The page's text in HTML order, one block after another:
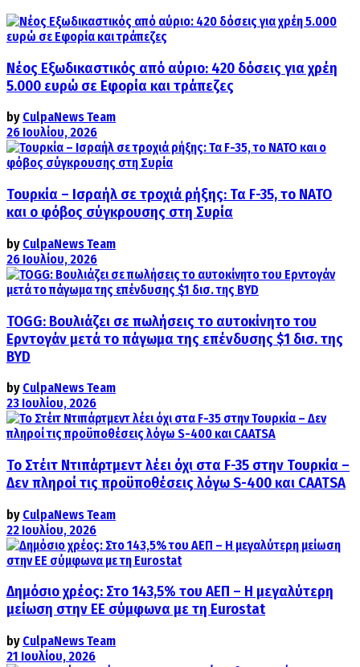
Νέος Εξωδικαστικός από αύριο: 420 δόσεις για χρέη
5.000 ευρώ σε Εφορία και τράπεζες
by CulpaNews Team
26 Ιουλίου, 2026
Τουρκία – Ισραήλ σε τροχιά ρήξης: Τα F-35, το ΝΑΤΟ
και ο φόβος σύγκρουσης στη Συρία
by CulpaNews Team
26 Ιουλίου, 2026
TOGG: Βουλιάζει σε πωλήσεις το αυτοκίνητο του
Ερντογάν μετά το πάγωμα της επένδυσης $1 δισ. της
BYD
by CulpaNews Team
23 Ιουλίου, 2026
Το Στέιτ Ντιπάρτμεντ λέει όχι στα F-35 στην Τουρκία –
Δεν πληροί τις προϋποθέσεις λόγω S-400 και CAATSA
by CulpaNews Team
22 Ιουλίου, 2026
Δημόσιο χρέος: Στο 143,5% του ΑΕΠ – Η μεγαλύτερη
μείωση στην ΕΕ σύμφωνα με τη Eurostat
by CulpaNews Team
21 Ιουλίου, 2026